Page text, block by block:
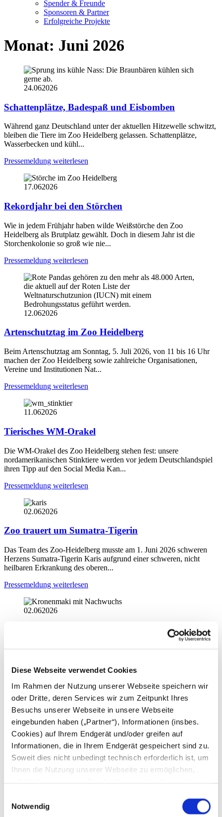
Diese Webseite verwendet Cookies
Im Rahmen der Nutzung unserer Webseite speichern wir
oder Dritte, deren Services wir zum Zeitpunkt Ihres
Besuchs unserer Webseite in unsere Webseite
eingebunden haben („Partner“), Informationen (insbes.
Cookies) auf Ihrem Endgerät und/oder greifen auf
Informationen, die in Ihrem Endgerät gespeichert sind zu.
Soweit dies nicht unbedingt technisch erforderlich ist, um
Ihnen die Nutzung unserer Webseite zu ermöglichen,
Erstellung von Statistiken über die Nutzung unserer
Notwendig
Spender & Freunde
Sponsoren & Partner
Erfolgreiche Projekte
Monat: Juni 2026
24.062026
Schattenplätze, Badespaß und Eisbomben
Während ganz Deutschland unter der aktuellen Hitzewelle schwitzt,
bleiben die Tiere im Zoo Heidelberg gelassen. Schattenplätze,
Wasserbecken und kühl...
Pressemeldung weiterlesen
17.062026
Rekordjahr bei den Störchen
Wie in jedem Frühjahr haben wilde Weißstörche den Zoo
Heidelberg als Brutplatz gewählt. Doch in diesem Jahr ist die
Storchenkolonie so groß wie nie...
Pressemeldung weiterlesen
12.062026
Artenschutztag im Zoo Heidelberg
Beim Artenschutztag am Sonntag, 5. Juli 2026, von 11 bis 16 Uhr
machen der Zoo Heidelberg sowie zahlreiche Organisationen,
Vereine und Institutionen Nat...
Pressemeldung weiterlesen
11.062026
Tierisches WM-Orakel
Die WM-Orakel des Zoo Heidelberg stehen fest: unsere
nordamerikanischen Stinktiere werden vor jedem Deutschlandspiel
ihren Tipp auf den Social Media Kan...
Pressemeldung weiterlesen
02.062026
Zoo trauert um Sumatra-Tigerin
Das Team des Zoo-Heidelberg musste am 1. Juni 2026 schweren
Herzens Sumatra-Tigerin Karis aufgrund einer schweren, nicht
heilbaren Erkrankung des oberen...
Pressemeldung weiterlesen
02.062026
Jungtiere bei Kronenmakis und Blessböcken
Im Zoo Heidelberg gibt es Nachwuchs bei zwei besonderen
heran, während im Afrika-Revier d...
Pressemeldung weiterlesen
Archiv
2026
August
Juli
Mai
April
Januar